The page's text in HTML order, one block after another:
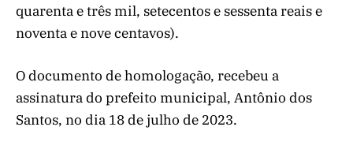
quarenta e três mil, setecentos e sessenta reais e
noventa e nove centavos).
O documento de homologação, recebeu a
assinatura do prefeito municipal, Antônio dos
Santos, no dia 18 de julho de 2023.